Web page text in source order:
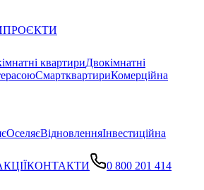
ПРОЄКТИ
квартириДвокімнатні
СмартквартириКомерційна
єОселяєВідновленняІнвестиційна
КОНТАКТИ
0 800 201 414